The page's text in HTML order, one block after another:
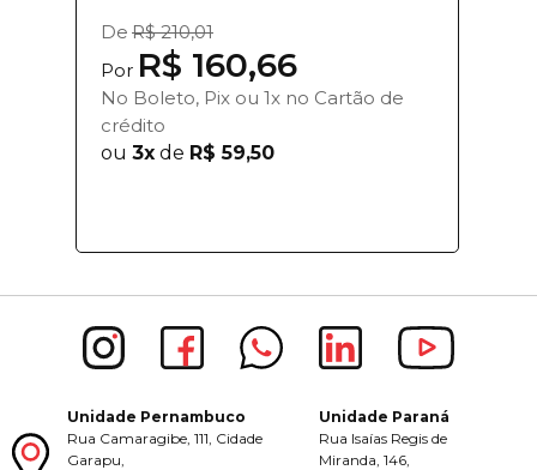
De R$ 210,01
Por R$ 160,66
No Boleto, Pix ou 1x no Cartão de
crédito
ou 3x de R$ 59,50
Unidade Pernambuco
Rua Camaragibe, 111, Cidade
Garapu,
Unidade Paraná
Rua Isaías Regis de
Miranda, 146,